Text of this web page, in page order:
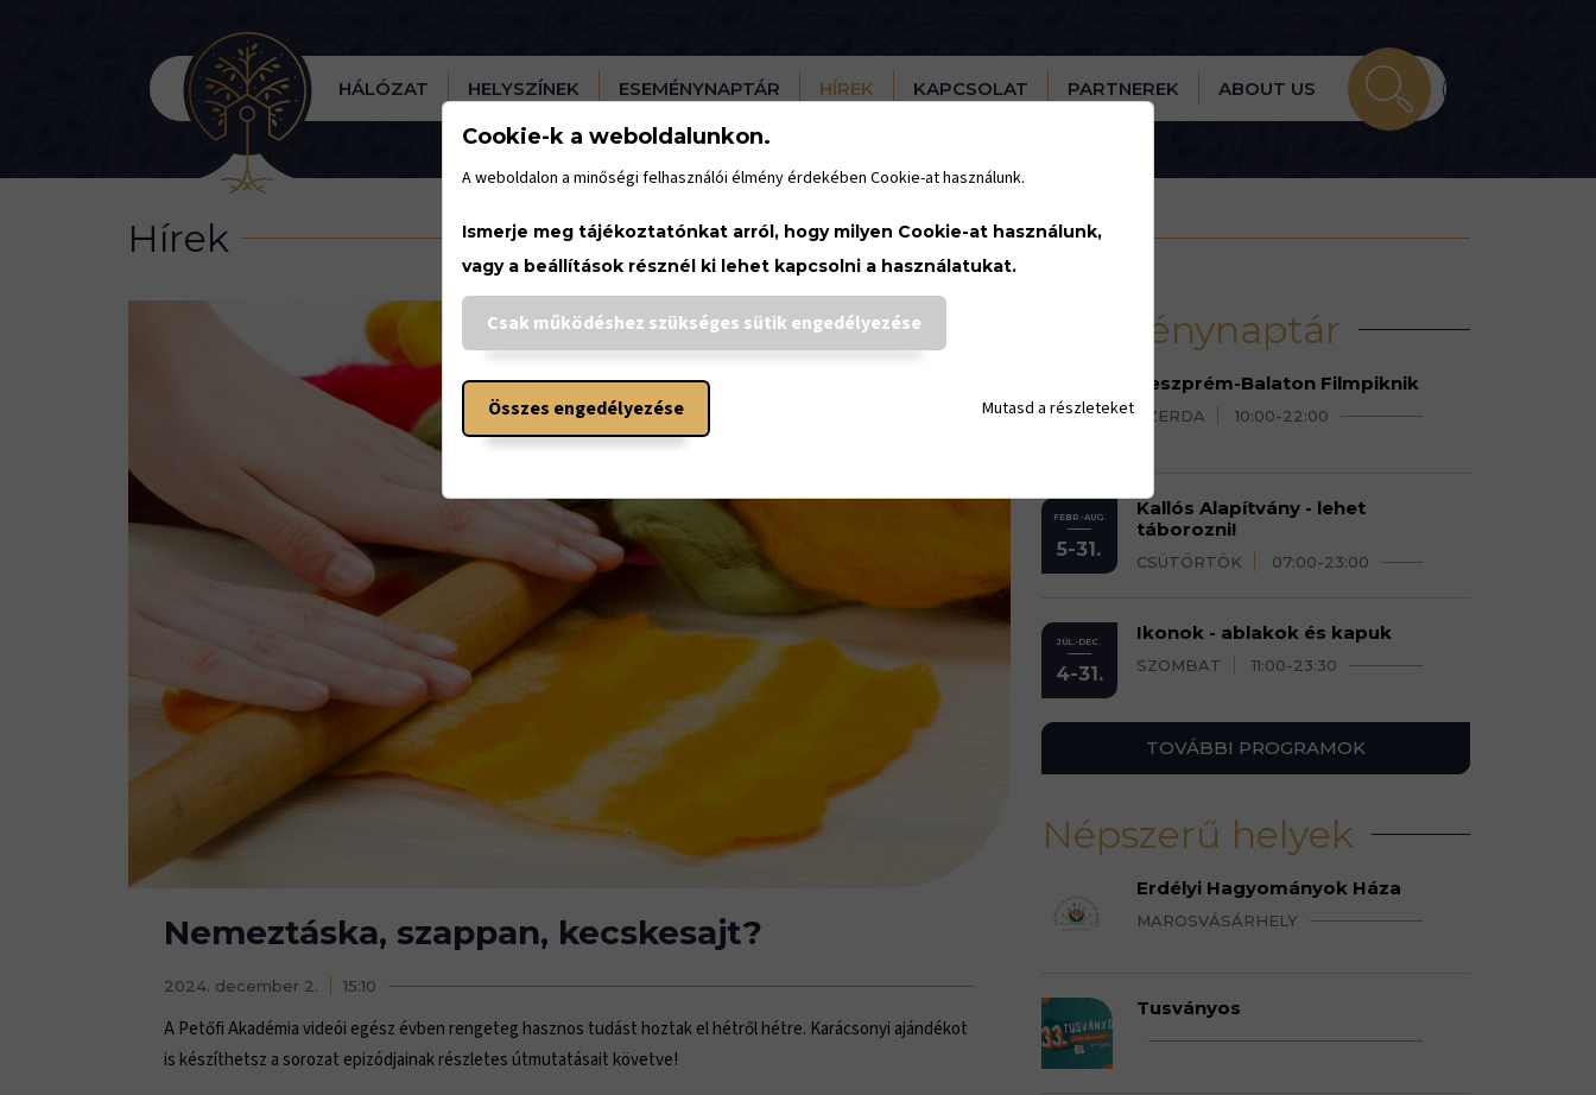
HÁLÓZAT HELYSZÍNEK ESEMÉNYNAPTÁR HÍREK KAPCSOLAT PARTNEREK ABOUT US
Hírek
Nemeztáska, szappan, kecskesajt?
2024. december 2. 15:10
A Petőfi Akadémia videói egész évben rengeteg hasznos tudást hoztak el hétről hétre. Karácsonyi ajándékot
is készíthetsz a sorozat epizódjainak részletes útmutatásait követve!
Eseménynaptár
Veszprém-Balaton Filmpiknik
SZERDA 10:00-22:00
FEBR.-AUG.
5-31.
Kallós Alapítvány - lehet
táborozni!
CSÜTÖRTÖK 07:00-23:00
JÚL.-DEC.
4-31.
Ikonok - ablakok és kapuk
SZOMBAT 11:00-23:30
TOVÁBBI PROGRAMOK
Népszerű helyek
Erdélyi Hagyományok Háza
MAROSVÁSÁRHELY
Tusványos
Cookie-k a weboldalunkon.
A weboldalon a minőségi felhasználói élmény érdekében Cookie-at használunk.
Ismerje meg tájékoztatónkat arról, hogy milyen Cookie-at használunk,
vagy a beállítások résznél ki lehet kapcsolni a használatukat.
Csak működéshez szükséges sütik engedélyezése
Összes engedélyezése Mutasd a részleteket